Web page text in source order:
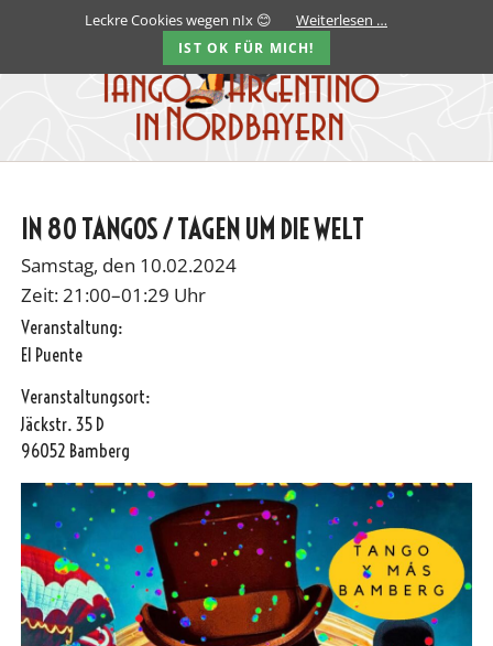
IN 80 TANGOS / TAGEN UM DIE WELT
Samstag, den 10.02.2024
Zeit: 21:00–01:29 Uhr
Veranstaltung:
El Puente
Veranstaltungsort:
Jäckstr. 35 D
96052 Bamberg
Leckre Cookies wegen nIx 😊 Weiterlesen …
IST OK FÜR MICH!